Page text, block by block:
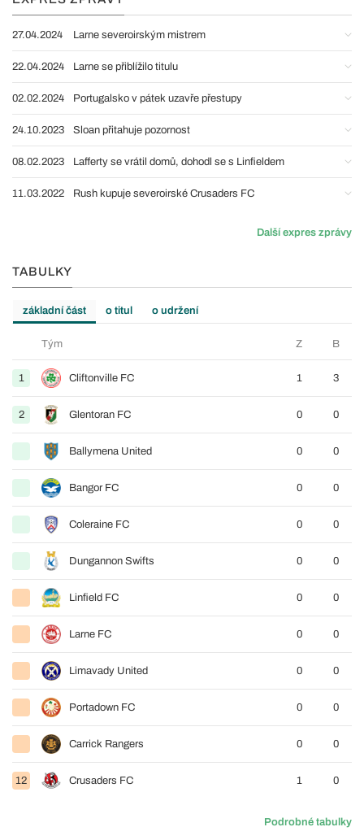
27.04.2024 Larne severoirským mistrem
22.04.2024 Larne se přiblížilo titulu
02.02.2024 Portugalsko v pátek uzavře přestupy
24.10.2023 Sloan přitahuje pozornost
08.02.2023 Lafferty se vrátil domů, dohodl se s Linfieldem
11.03.2022 Rush kupuje severoirské Crusaders FC
Další expres zprávy
TABULKY
základní část o titul o udržení
Tým Z B
1 Cliftonville FC 1 3
2 Glentoran FC 0 0
Ballymena United 0 0
Bangor FC 0 0
Coleraine FC 0 0
Dungannon Swifts 0 0
Linfield FC 0 0
Larne FC 0 0
Limavady United 0 0
Portadown FC 0 0
Carrick Rangers 0 0
12 Crusaders FC 1 0
Podrobné tabulky